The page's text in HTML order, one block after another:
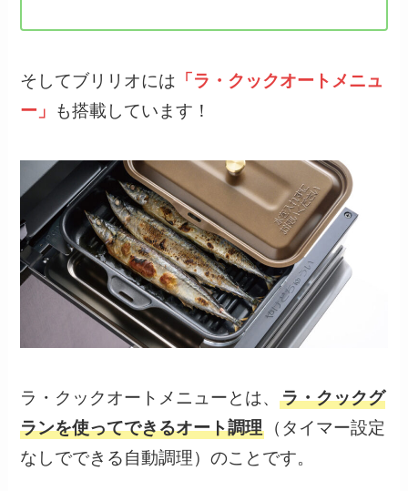
そしてブリリオには 「ラ・クックオートメニュ
ー」
も搭載しています！
ラ・クックオートメニューとは、ラ・クックグ
ランを使ってできるオート調理 （タイマー設定
なしでできる自動調理）のことです。